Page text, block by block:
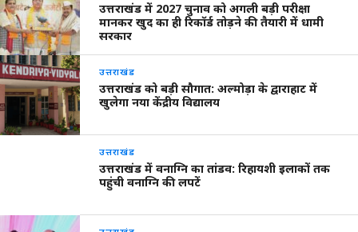
उत्तराखंड में 2027 चुनाव को अगली बड़ी परीक्षा
मानकर खुद का ही रिकॉर्ड तोड़ने की तैयारी में धामी
सरकार
उत्तराखंड
उत्तराखंड को बड़ी सौगात: अल्मोड़ा के द्वाराहाट में
खुलेगा नया केंद्रीय विद्यालय
उत्तराखंड
उत्तराखंड में वनाग्नि का तांडव: रिहायशी इलाकों तक
पहुंची वनाग्नि की लपटें